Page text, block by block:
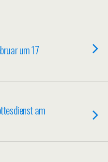
um 17
am